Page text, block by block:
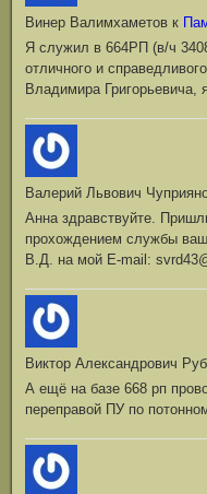
Винер Валимхаметов к
Я служил в 664РП (в/ч
отличного и
Владимира
Валерий Львович
Анна здравствуйте.
прохождением службы
В.Д. на мой Е-mail:
Виктор Александрович
А ещё на базе 668 рп
переправой ПУ по